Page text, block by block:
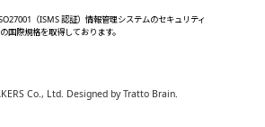
（ISMS 認証）情報管理システムのセキュリティ
国際規格を取得しております。
Co., Ltd. Designed byTratto Brain.